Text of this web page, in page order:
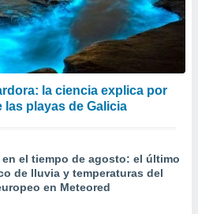
la ciencia explica por
playas de Galicia
en el tiempo de agosto: el último
de lluvia y temperaturas del
en Meteored